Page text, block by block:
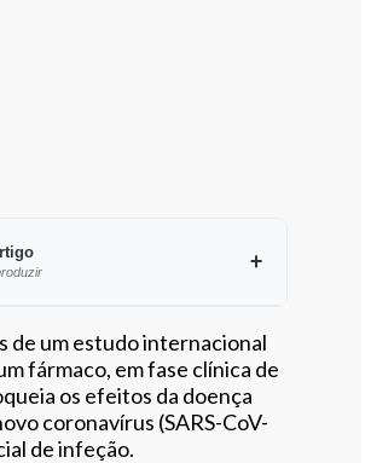
Ouvir este artigo
de um estudo internacional
fármaco, em fase clínica de
os efeitos da doença
coronavírus (SARS-CoV-
de infeção.